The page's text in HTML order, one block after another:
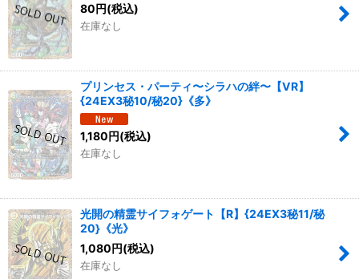
80円(税込)
在庫なし
プリンセス・パーティ〜シラハの絆〜【VR】
{24EX3秘10/秘20}《多》
1,180円(税込)
在庫なし
光開の精霊サイフォゲート【R】{24EX3秘11/秘
20}《光》
1,080円(税込)
在庫なし